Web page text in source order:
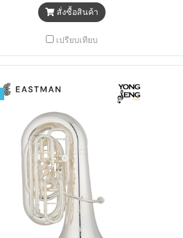
สั่งซื้อสินค้า
เปรียบเทียบ